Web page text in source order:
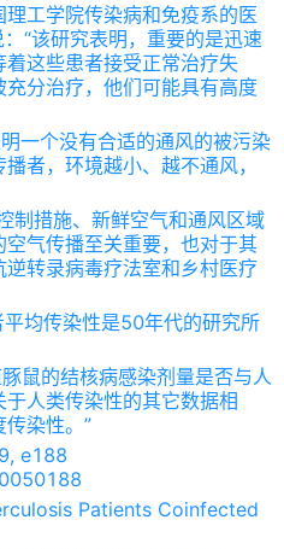
工学院传染病和免疫系的医
“该研究表明，重要的是迅速
这些患者接受正常治疗失
分治疗，他们可能具有高度
一个没有合适的通风的被污染
者，环境越小、越不通风，
制措施、新鲜空气和通风区域
气传播至关重要，也对于其
转录病毒疗法室和乡村医疗
均传染性是50年代的研究所
鼠的结核病感染剂量是否与人
人类传染性的其它数据相
染性。”
e188
Patients Coinfected